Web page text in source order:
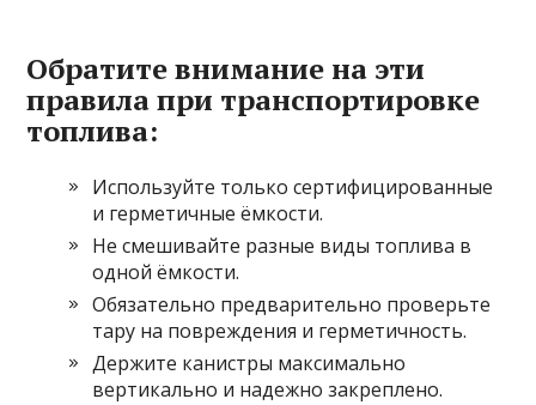
Обратите внимание на эти
правила при транспортировке
топлива:
Используйте только сертифицированные
и герметичные ёмкости.
Не смешивайте разные виды топлива в
одной ёмкости.
Обязательно предварительно проверьте
тару на повреждения и герметичность.
Держите канистры максимально
вертикально и надежно закреплено.